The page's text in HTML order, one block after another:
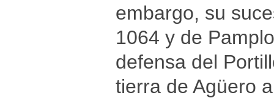
embargo, su
1064 y de
defensa del
tierra de Agüero